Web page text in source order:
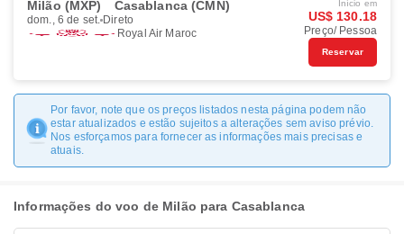
Milão (MXP) Casablanca (CMN)
dom., 6 de set. Direto
Royal Air Maroc
Início em
US$ 130.18
Preço/ Pessoa
Reservar
Por favor, note que os preços listados nesta página podem não
estar atualizados e estão sujeitos a alterações sem aviso prévio.
Nos esforçamos para fornecer as informações mais precisas e
atuais.
Informações do voo de Milão para Casablanca